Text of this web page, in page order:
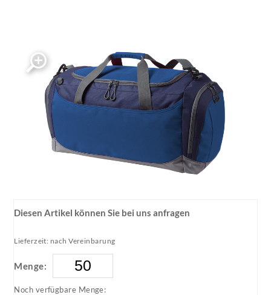
Diesen Artikel können Sie bei uns anfragen
Lieferzeit: nach Vereinbarung
Menge:
Noch verfügbare Menge: